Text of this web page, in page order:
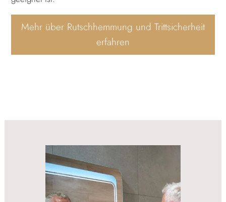
Mehr über Rutschhemmung und Trittsicherheit
erfahren